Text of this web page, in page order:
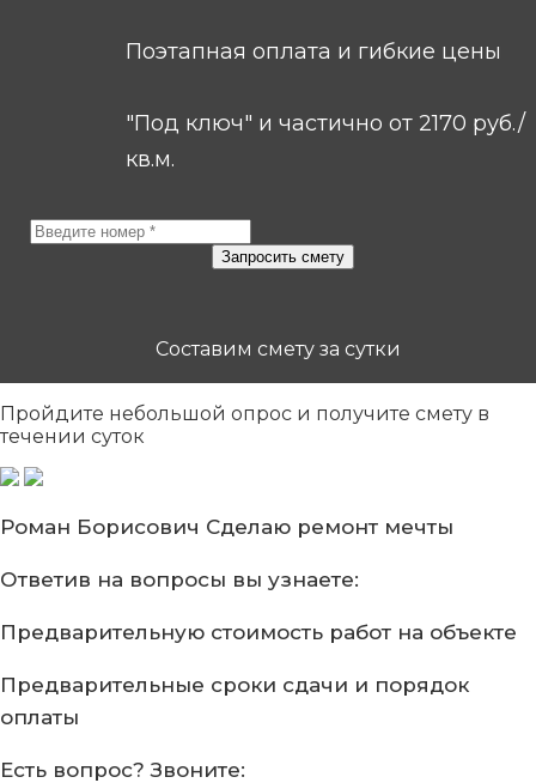
Поэтапная оплата и гибкие цены
"Под ключ" и частично от 2170 руб./
кв.м.
Составим смету за сутки
Пройдите небольшой опрос и получите смету в
течении суток
Роман Борисович Сделаю ремонт мечты
Ответив на вопросы вы узнаете:
Предварительную стоимость работ на объекте
Предварительные сроки сдачи и порядок
оплаты
Есть вопрос? Звоните: